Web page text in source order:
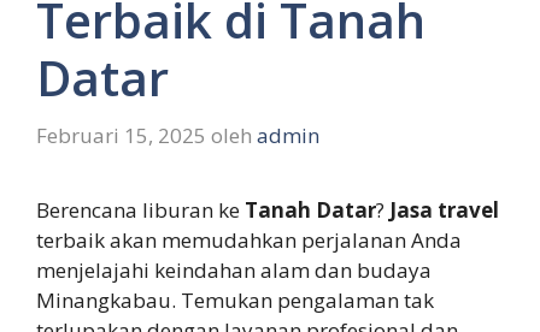
Terbaik di Tanah
Datar
Februari 15, 2025 oleh admin
Berencana liburan ke Tanah Datar? Jasa travel
terbaik akan memudahkan perjalanan Anda
menjelajahi keindahan alam dan budaya
Minangkabau. Temukan pengalaman tak